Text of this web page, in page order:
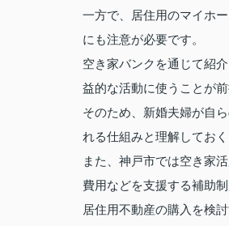
一方で、居住用のマイホ
にも注意が必要です。
空き家バンクを通じて紹
益的な活動に使うことが
そのため、新婚夫婦が自
れる仕組みと理解しておく
また、神戸市では空き家
費用などを支援する補助
居住用不動産の購入を検